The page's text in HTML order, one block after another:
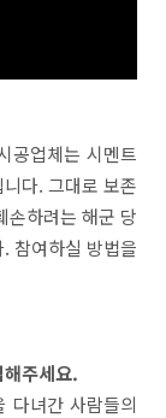
공업체는 시멘트
다. 그대로 보존
손하려는 해군 당
참여하실 방법을
주세요.
다녀간 사람들의